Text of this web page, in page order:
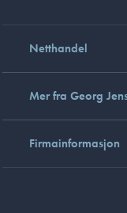
Netthandel
Mer fra Georg
Firmainformasjon